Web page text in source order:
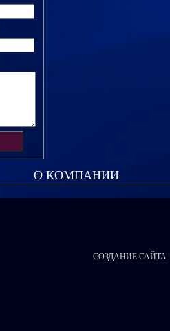
О КОМПАНИИ
СОЗДАНИЕ САЙТА